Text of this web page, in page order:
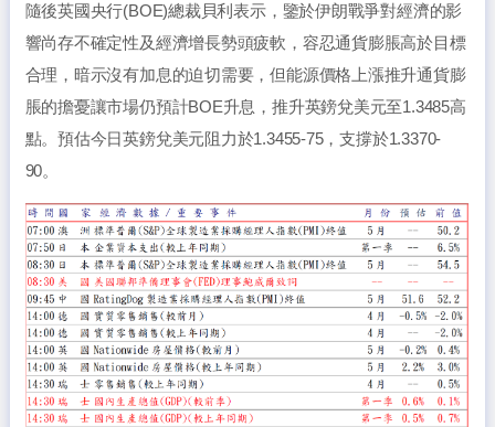
隨後英國央行(BOE)總裁貝利表示，鑒於伊朗戰爭對經濟的影
響尚存不確定性及經濟增長勢頭疲軟，容忍通貨膨脹高於目標
合理，暗示沒有加息的迫切需要，但能源價格上漲推升通貨膨
脹的擔憂讓市場仍預計BOE升息，推升英鎊兌美元至1.3485高
點。預估今日英鎊兌美元阻力於1.3455-75，支撐於1.3370-
90。